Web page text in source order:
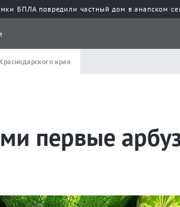
БПЛА повредили частный дом в анапском
края
первые